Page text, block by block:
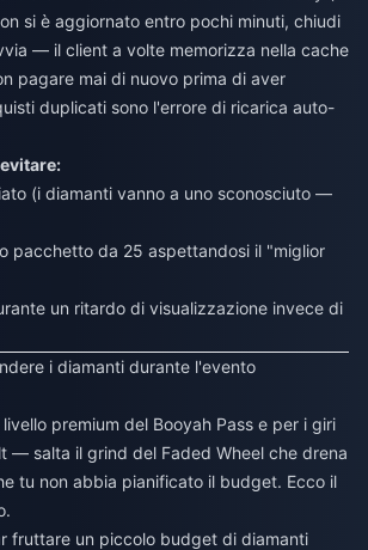
si è aggiornato entro pochi minuti, chiudi
— il client a volte memorizza nella cache
pagare mai di nuovo prima di aver
duplicati sono l'errore di ricarica auto-
(i diamanti vanno a uno sconosciuto —
pacchetto da 25 aspettandosi il "miglior
un ritardo di visualizzazione invece di
i diamanti durante l'evento
premium del Booyah Pass e per i giri
— salta il grind del Faded Wheel che drena
tu non abbia pianificato il budget. Ecco il
fruttare un piccolo budget di diamanti